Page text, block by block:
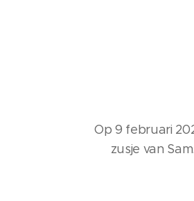
Op 9 februari
zusje van